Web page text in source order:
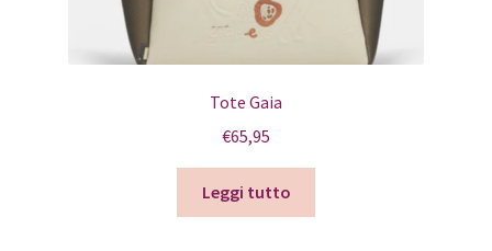
Tote Gaia
€65,95
Leggi tutto